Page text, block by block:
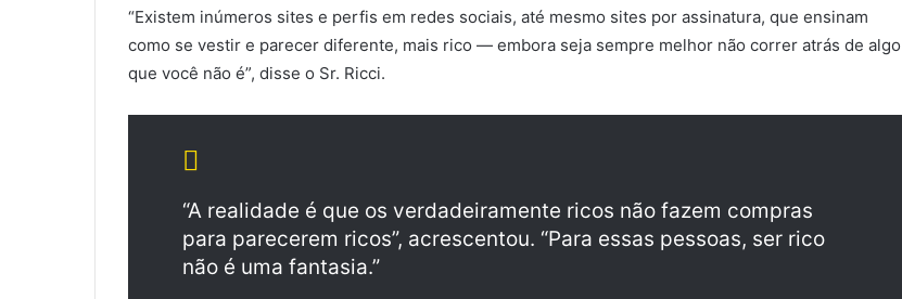
“Existem inúmeros sites e perfis em redes sociais, até mesmo sites por assinatura, que ensinam
como se vestir e parecer diferente, mais rico — embora seja sempre melhor não correr atrás de algo
que você não é”, disse o Sr. Ricci.
“A realidade é que os verdadeiramente ricos não fazem compras
para parecerem ricos”, acrescentou. “Para essas pessoas, ser rico
não é uma fantasia.”